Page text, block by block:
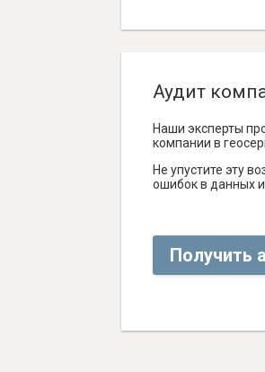
Аудит
Наши эксперты
компании в
Не упустите эту
ошибок в данных
Получить